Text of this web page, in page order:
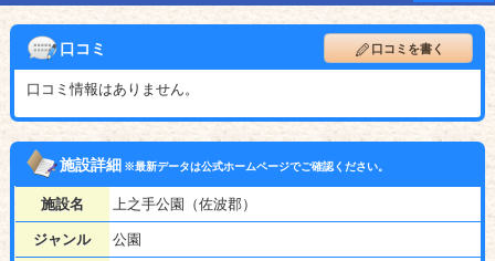
口コミ 口コミを書く
口コミ情報はありません。
施設詳細※最新データは公式ホームページでご確認ください。
施設名 上之手公園（佐波郡）
ジャンル 公園